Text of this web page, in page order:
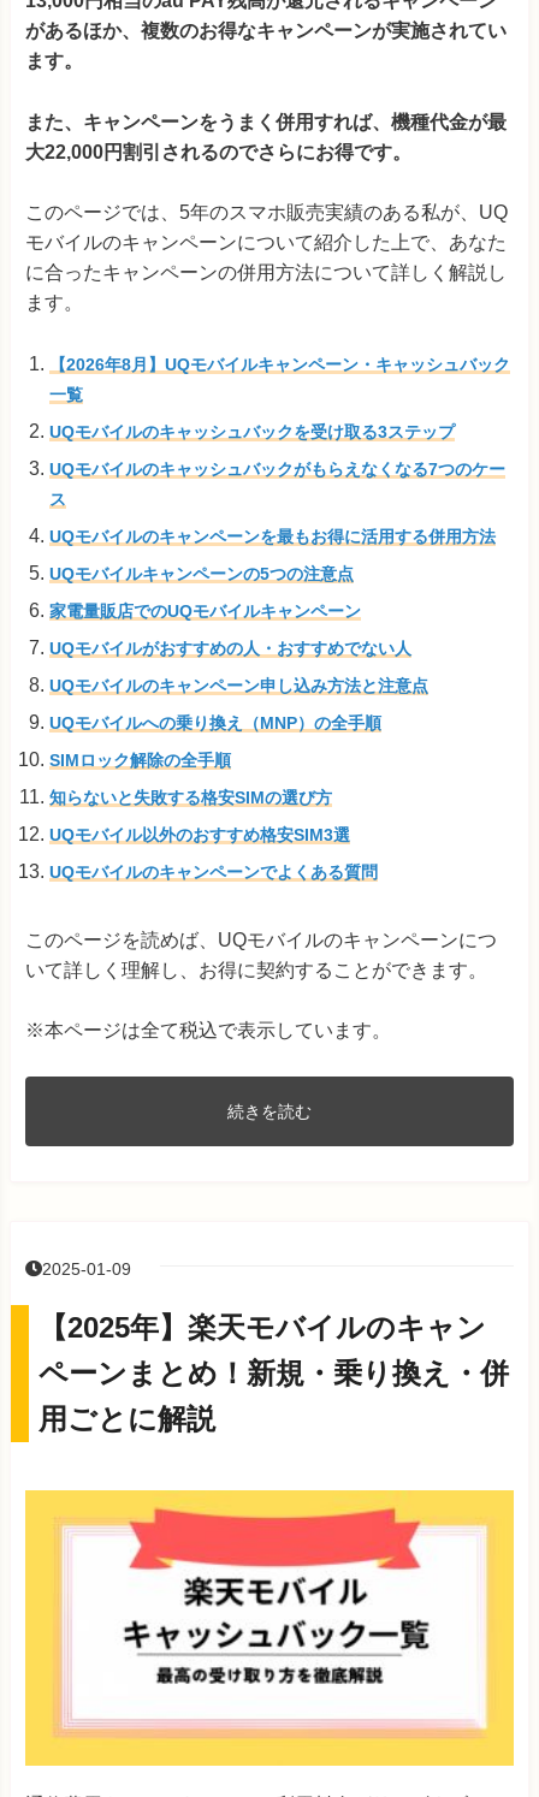
があるほか、複数のお得なキャンペーンが実施されてい
ます。
また、キャンペーンをうまく併用すれば、機種代金が最
大22,000円割引されるのでさらにお得です。
このページでは、5年のスマホ販売実績のある私が、UQ
モバイルのキャンペーンについて紹介した上で、あなた
に合ったキャンペーンの併用方法について詳しく解説し
ます。
【2026年8月】UQモバイルキャンペーン・キャッシュバック
一覧
UQモバイルのキャッシュバックを受け取る3ステップ
UQモバイルのキャッシュバックがもらえなくなる7つのケー
ス
UQモバイルのキャンペーンを最もお得に活用する併用方法
UQモバイルキャンペーンの5つの注意点
家電量販店でのUQモバイルキャンペーン
UQモバイルがおすすめの人・おすすめでない人
UQモバイルのキャンペーン申し込み方法と注意点
UQモバイルへの乗り換え（MNP）の全手順
SIMロック解除の全手順
知らないと失敗する格安SIMの選び方
UQモバイル以外のおすすめ格安SIM3選
UQモバイルのキャンペーンでよくある質問
このページを読めば、UQモバイルのキャンペーンにつ
いて詳しく理解し、お得に契約することができます。
※本ページは全て税込で表示しています。
続きを読む
2025-01-09
【2025年】楽天モバイルのキャン
ペーンまとめ！新規・乗り換え・併
用ごとに解説